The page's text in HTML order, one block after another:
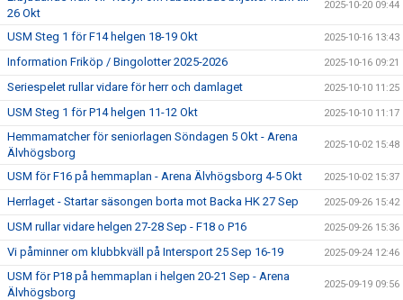
26 Okt
2025-10-20 09:44
USM Steg 1 för F14 helgen 18-19 Okt 2025-10-16 13:43
Information Friköp / Bingolotter 2025-2026 2025-10-16 09:21
Seriespelet rullar vidare för herr och damlaget 2025-10-10 11:25
USM Steg 1 för P14 helgen 11-12 Okt 2025-10-10 11:17
Hemmamatcher för seniorlagen Söndagen 5 Okt - Arena
Älvhögsborg
2025-10-02 15:48
USM för F16 på hemmaplan - Arena Älvhögsborg 4-5 Okt 2025-10-02 15:37
Herrlaget - Startar säsongen borta mot Backa HK 27 Sep 2025-09-26 15:42
USM rullar vidare helgen 27-28 Sep - F18 o P16 2025-09-26 15:36
Vi påminner om klubbkväll på Intersport 25 Sep 16-19 2025-09-24 12:46
USM för P18 på hemmaplan i helgen 20-21 Sep - Arena
Älvhögsborg
2025-09-19 09:56